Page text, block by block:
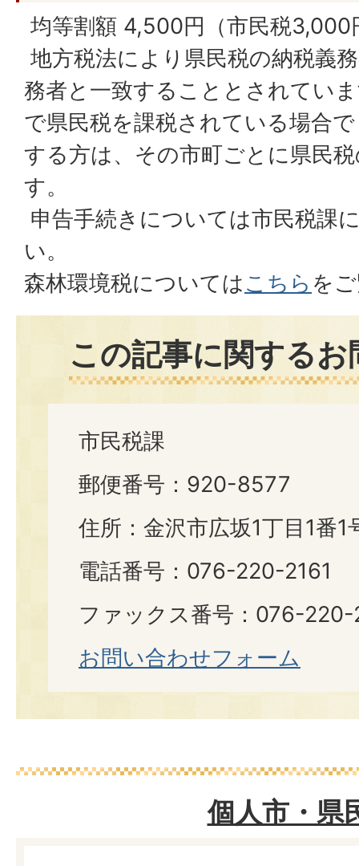
均等割額 4,500円（市民税3,000
地方税法により県民税の納税義
務者と一致することとされてい
で県民税を課税されている場合
する方は、その市町ごとに県民
す。
申告手続きについては市民税課
い。
森林環境税についてはこちら を
この記事に関する
市民税課
郵便番号：920-8577
住所：金沢市広坂1丁目1番1
電話番号：076-220-2161
ファックス番号：076-
お問い合わせフォーム
個人市・県